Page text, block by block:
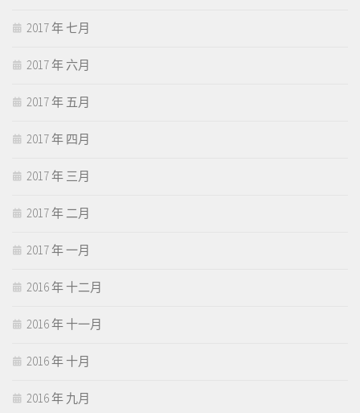
2017 年 七月
2017 年 六月
2017 年 五月
2017 年 四月
2017 年 三月
2017 年 二月
2017 年 一月
2016 年 十二月
2016 年 十一月
2016 年 十月
2016 年 九月